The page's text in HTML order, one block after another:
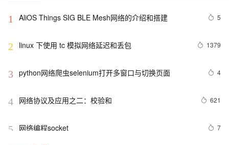
1 AliOS Things SIG BLE Mesh网络的介绍和搭建 5
2 linux 下使用 tc 模拟网络延迟和丢包 1379
3 python网络爬虫selenium打开多窗口与切换页面 4
4 网络协议及应用之二：校验和 621
5 网络编程socket 7